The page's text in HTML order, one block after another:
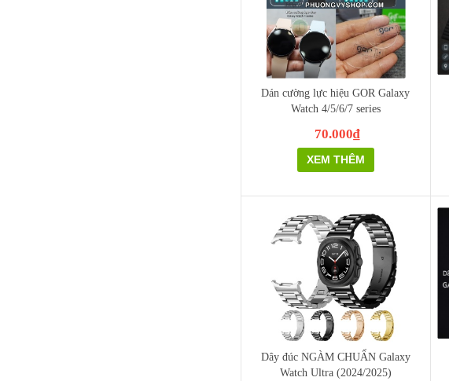
Dán cường lực hiệu GOR Galaxy
Watch 4/5/6/7 series
70.000₫
XEM THÊM
Dây đúc NGÀM CHUẨN Galaxy
Watch Ultra (2024/2025)